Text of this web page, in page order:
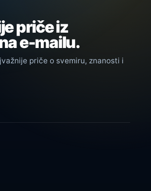
priče iz
e-mailu.
priče o svemiru, znanosti i